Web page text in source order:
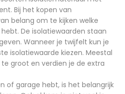
Bij het kopen van
belang om te kijken welke
De isolatiewaarden staan
Wanneer je twijfelt kun je
isolatiewaarde kiezen. Meestal
groot en verdien je de extra
of garage hebt, is het belangrijk